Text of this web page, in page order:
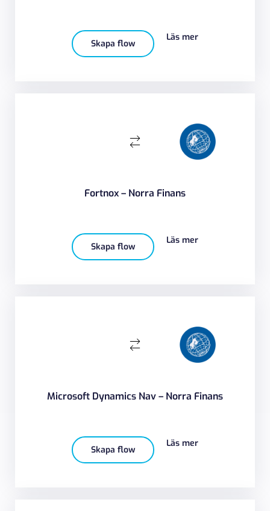
Skapa flow
Läs mer
Fortnox – Norra Finans
Skapa flow
Läs mer
Microsoft Dynamics Nav – Norra Finans
Skapa flow
Läs mer